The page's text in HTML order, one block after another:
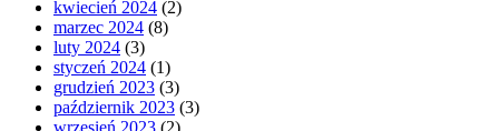
kwiecień 2024 (2)
marzec 2024 (8)
luty 2024 (3)
styczeń 2024 (1)
grudzień 2023 (3)
październik 2023 (3)
wrzesień 2023 (2)